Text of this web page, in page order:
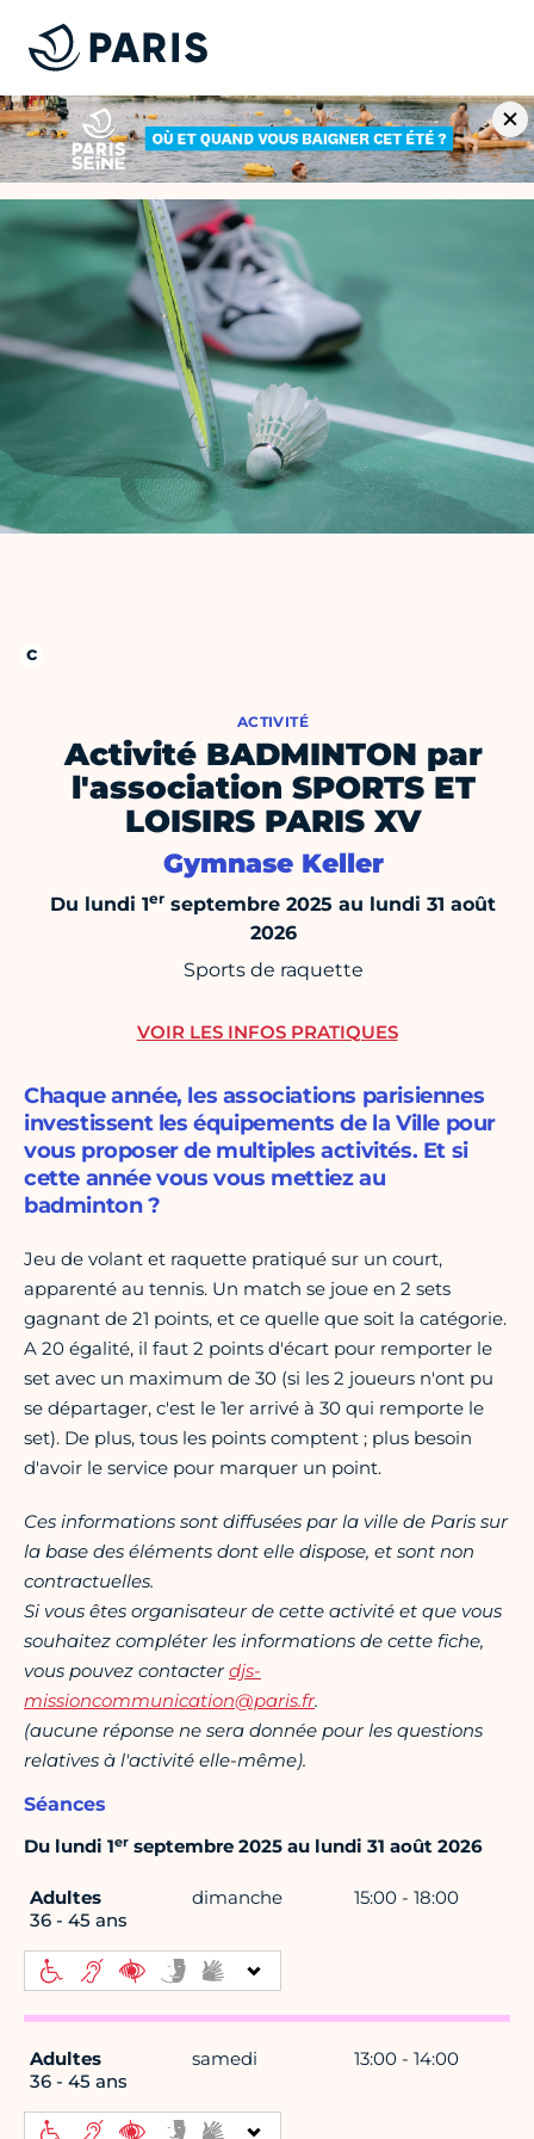
ACTIVITÉ
Activité BADMINTON par
l'association SPORTS ET
LOISIRS PARIS XV
Gymnase Keller
Du lundi 1er septembre 2025 au lundi 31 août
2026
Sports de raquette
Chaque année, les associations parisiennes
investissent les équipements de la Ville pour
vous proposer de multiples activités. Et si
cette année vous vous mettiez au
badminton ?
Jeu de volant et raquette pratiqué sur un court,
apparenté au tennis. Un match se joue en 2 sets
gagnant de 21 points, et ce quelle que soit la catégorie.
A 20 égalité, il faut 2 points d'écart pour remporter le
set avec un maximum de 30 (si les 2 joueurs n'ont pu
se départager, c'est le 1er arrivé à 30 qui remporte le
set). De plus, tous les points comptent ; plus besoin
d'avoir le service pour marquer un point.
Ces informations sont diffusées par la ville de Paris sur
la base des éléments dont elle dispose, et sont non
contractuelles.
Si vous êtes organisateur de cette activité et que vous
souhaitez compléter les informations de cette fiche,
vous pouvez contacterdjs-
missioncommunication@paris.fr.
(aucune réponse ne sera donnée pour les questions
relatives à l'activité elle-même).
Séances
Du lundi 1er septembre 2025 au lundi 31 août 2026
Adultes
36 - 45 ans
dimanche 15:00 - 18:00
Adultes
36 - 45 ans
samedi 13:00 - 14:00
VOIR LES INFOS PRATIQUES